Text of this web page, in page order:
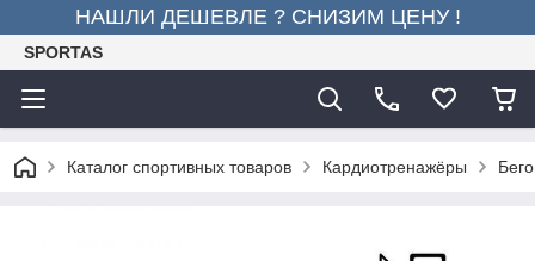
НАШЛИ ДЕШЕВЛЕ ? СНИЗИМ ЦЕНУ !
SPORTAS
Каталог спортивных товаров Кардиотренажёры